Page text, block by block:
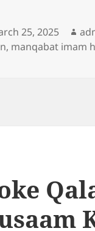
25, 2025
, manqabat imam